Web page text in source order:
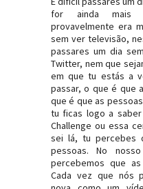
for ainda mais
provavelmente era
sem ver televisão,
passares um dia
Twitter, nem que
em que tu estás a
passar, o que é que
que é que as
tu ficas logo a
Challenge ou essa
sei lá, tu percebes
pessoas. No
percebemos que
Cada vez que nós